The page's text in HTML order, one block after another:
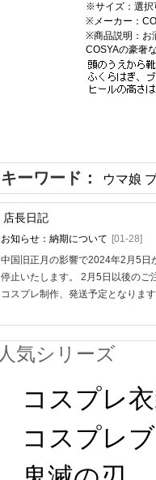
※サイズ：選択
※メーカー：
※商品説明：お
COSYAの豪奢
キーワード： ウマ娘
店長日記
お知らせ：納期について [01-28]
中国旧正月の影響で2024年2月5日
停止いたします。 2月5日以後のご
コスプレ制作、発送予定となりま
人気シリーズ
コスプレ
コスプレ